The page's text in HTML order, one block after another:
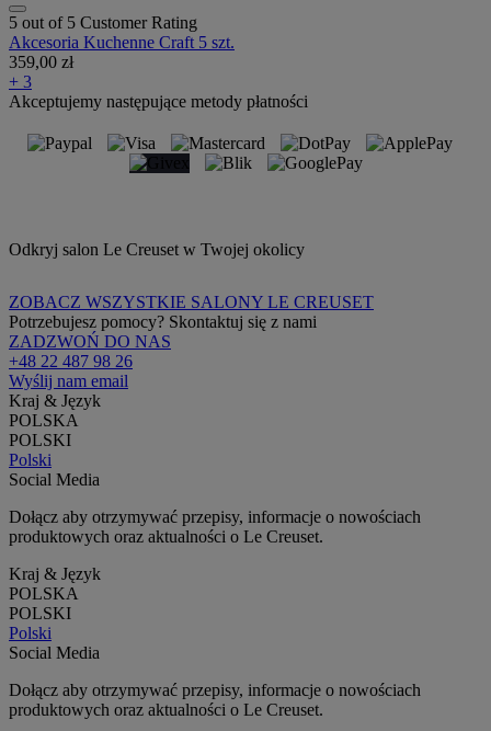
5 out of 5 Customer Rating
Akcesoria Kuchenne Craft 5 szt.
359,00 zł
+ 3
Akceptujemy następujące metody płatności
Odkryj salon Le Creuset w Twojej okolicy
ZOBACZ WSZYSTKIE SALONY LE CREUSET
Potrzebujesz pomocy? Skontaktuj się z nami
ZADZWOŃ DO NAS
+48 22 487 98 26
Wyślij nam email
Kraj & Język
POLSKA
POLSKI
Polski
Social Media
Dołącz aby otrzymywać przepisy, informacje o nowościach
produktowych oraz aktualności o Le Creuset.
Kraj & Język
POLSKA
POLSKI
Polski
Social Media
Dołącz aby otrzymywać przepisy, informacje o nowościach
produktowych oraz aktualności o Le Creuset.